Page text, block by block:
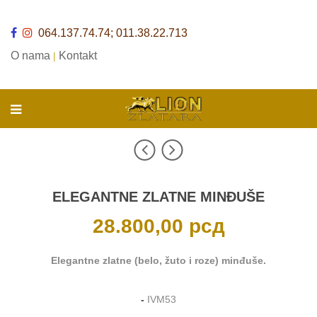
064.137.74.74; 011.38.22.713
O nama | Kontakt
ELEGANTNE ZLATNE MINĐUŠE
28.800,00 рсд
Elegantne zlatne (belo, žuto i roze) minđuše.
- IVM53